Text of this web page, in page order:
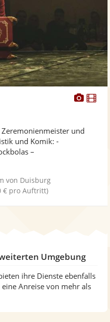
und
und Komik: -
–
von Duisburg
€ pro Auftritt)
Umgebung
ihre Dienste ebenfalls
Anreise von mehr als